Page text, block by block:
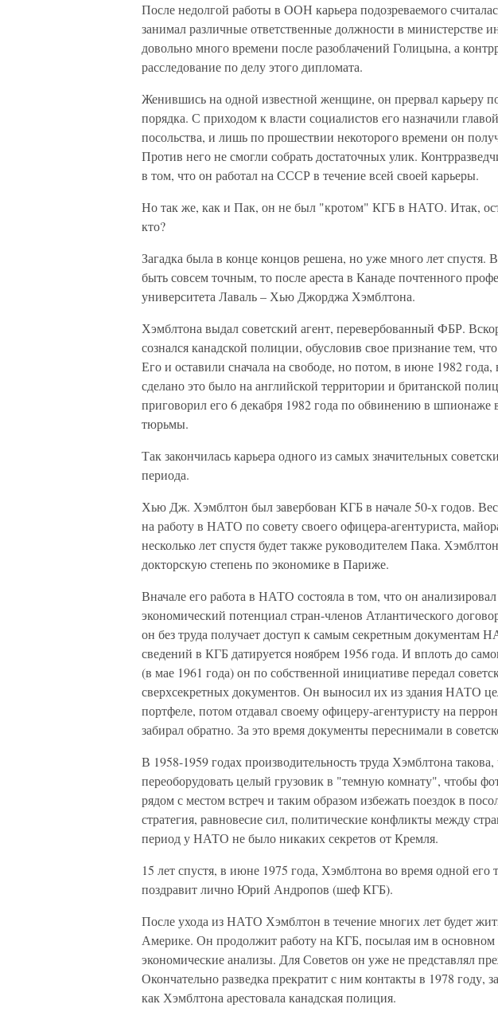
После недолгой работы в ООН карьера подозреваемого
занимал различные ответственные должности в министерстве
довольно много времени после разоблачений Голицына, а
расследование по делу этого дипломата.
Женившись на одной известной женщине, он прервал карьеру
порядка. С приходом к власти социалистов его назначили
посольства, и лишь по прошествии некоторого времени он
Против него не смогли собрать достаточных улик.
в том, что он работал на СССР в течение всей своей карьеры.
Но так же, как и Пак, он не был "кротом" КГБ в НАТО. Итак,
кто?
Загадка была в конце концов решена, но уже много лет спустя.
быть совсем точным, то после ареста в Канаде почтенного
университета Лаваль – Хью Джорджа Хэмблтона.
Хэмблтона выдал советский агент, перевербованный ФБР.
сознался канадской полиции, обусловив свое признание тем,
Его и оставили сначала на свободе, но потом, в июне 1982 года,
сделано это было на английской территории и британской
приговорил его 6 декабря 1982 года по обвинению в
тюрьмы.
Так закончилась карьера одного из самых значительных
периода.
Хью Дж. Хэмблтон был завербован КГБ в начале 50-х годов.
на работу в НАТО по совету своего офицера-агентуриста,
несколько лет спустя будет также руководителем Пака.
докторскую степень по экономике в Париже.
Вначале его работа в НАТО состояла в том, что он
экономический потенциал стран-членов Атлантического
он без труда получает доступ к самым секретным документам
сведений в КГБ датируется ноябрем 1956 года. И вплоть до
(в мае 1961 года) он по собственной инициативе передал
сверхсекретных документов. Он выносил их из здания НАТО
портфеле, потом отдавал своему офицеру-агентуристу на
забирал обратно. За это время документы переснимали в
В 1958-1959 годах производительность труда Хэмблтона
переоборудовать целый грузовик в "темную комнату", чтобы
рядом с местом встреч и таким образом избежать поездок в
стратегия, равновесие сил, политические конфликты между
период у НАТО не было никаких секретов от Кремля.
15 лет спустя, в июне 1975 года, Хэмблтона во время одной
поздравит лично Юрий Андропов (шеф КГБ).
После ухода из НАТО Хэмблтон в течение многих лет будет
Америке. Он продолжит работу на КГБ, посылая им в основном
экономические анализы. Для Советов он уже не представлял
Окончательно разведка прекратит с ним контакты в 1978 году,
как Хэмблтона арестовала канадская полиция.